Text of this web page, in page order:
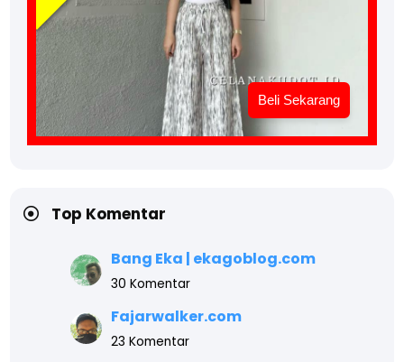
Beli Sekarang
Top Komentar
Bang Eka | ekagoblog.com
30 Komentar
Fajarwalker.com
23 Komentar